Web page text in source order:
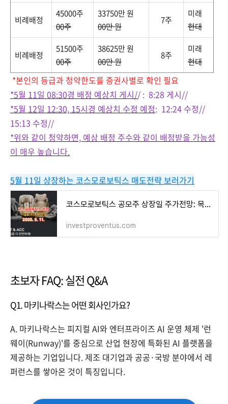
비례배정
45000주
00주
33750만 원
00만 원
7주
미래
현대
비례배정
51500주
00주
38625만 원
00만 원
8주
미래
현대
*본인의 등급과 청약한도를 증권사별로 확인 필요
*5월 11일 08:30경 배정 예상치 게시// : 8:28 게시//
*5월 12일 12:30, 15시경 예상치 수정 예정: 12:24 수정//
15:13 수정//
*위와 같이 청약하면, 예상 배정 주수와 같이 배정받을 가능성
이 매우 높습니다.
5월 11일 상장하는 코스모로보틱스 매도전략 보러가기
코스모로보틱스 공모주 상장일 주가전망: 목표가, 매도전략
investproventus.com
초보자 FAQ: 실전 Q&A
Q1. 마키나락스는 어떤 회사인가요?
A. 마키나락스는 피지컬 AI와 엔터프라이즈 AI 운영 체제 '런
웨이(Runway)'를 중심으로 산업 현장에 특화된 AI 플랫폼을
제공하는 기업입니다. 제조 대기업과 공공·국방 분야에서 레
퍼런스를 쌓아온 것이 특징입니다.